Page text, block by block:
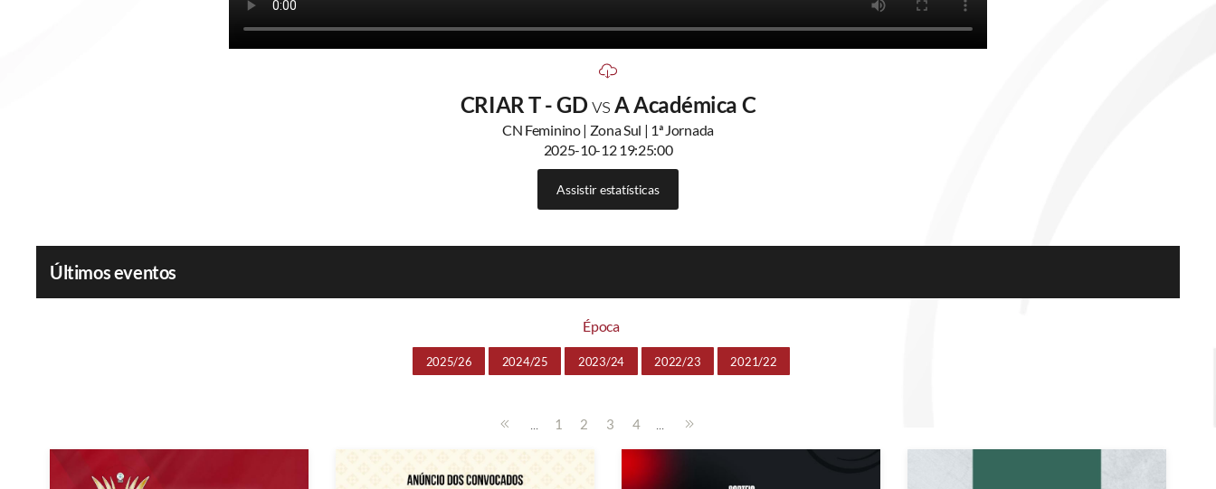
CRIAR T - GDvsA Académica C
CN Feminino | Zona Sul | 1ª Jornada
2025-10-12 19:25:00
Assistir estatísticas
Últimos eventos
Época
2025/26 2024/25 2023/24 2022/23 2021/22
... 1 2 3 4 ...